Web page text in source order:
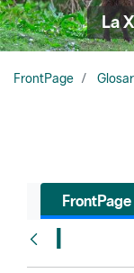
La
FrontPage
FrontPage
I